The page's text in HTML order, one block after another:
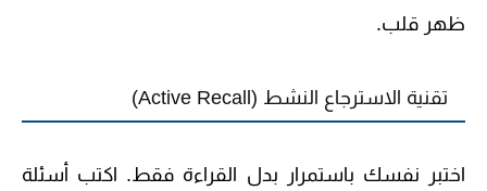
ظهر قلب.
تقنية الاسترجاع النشط (Active Recall)
اختبر نفسك باستمرار بدل القراءة فقط. اكتب أسئلة